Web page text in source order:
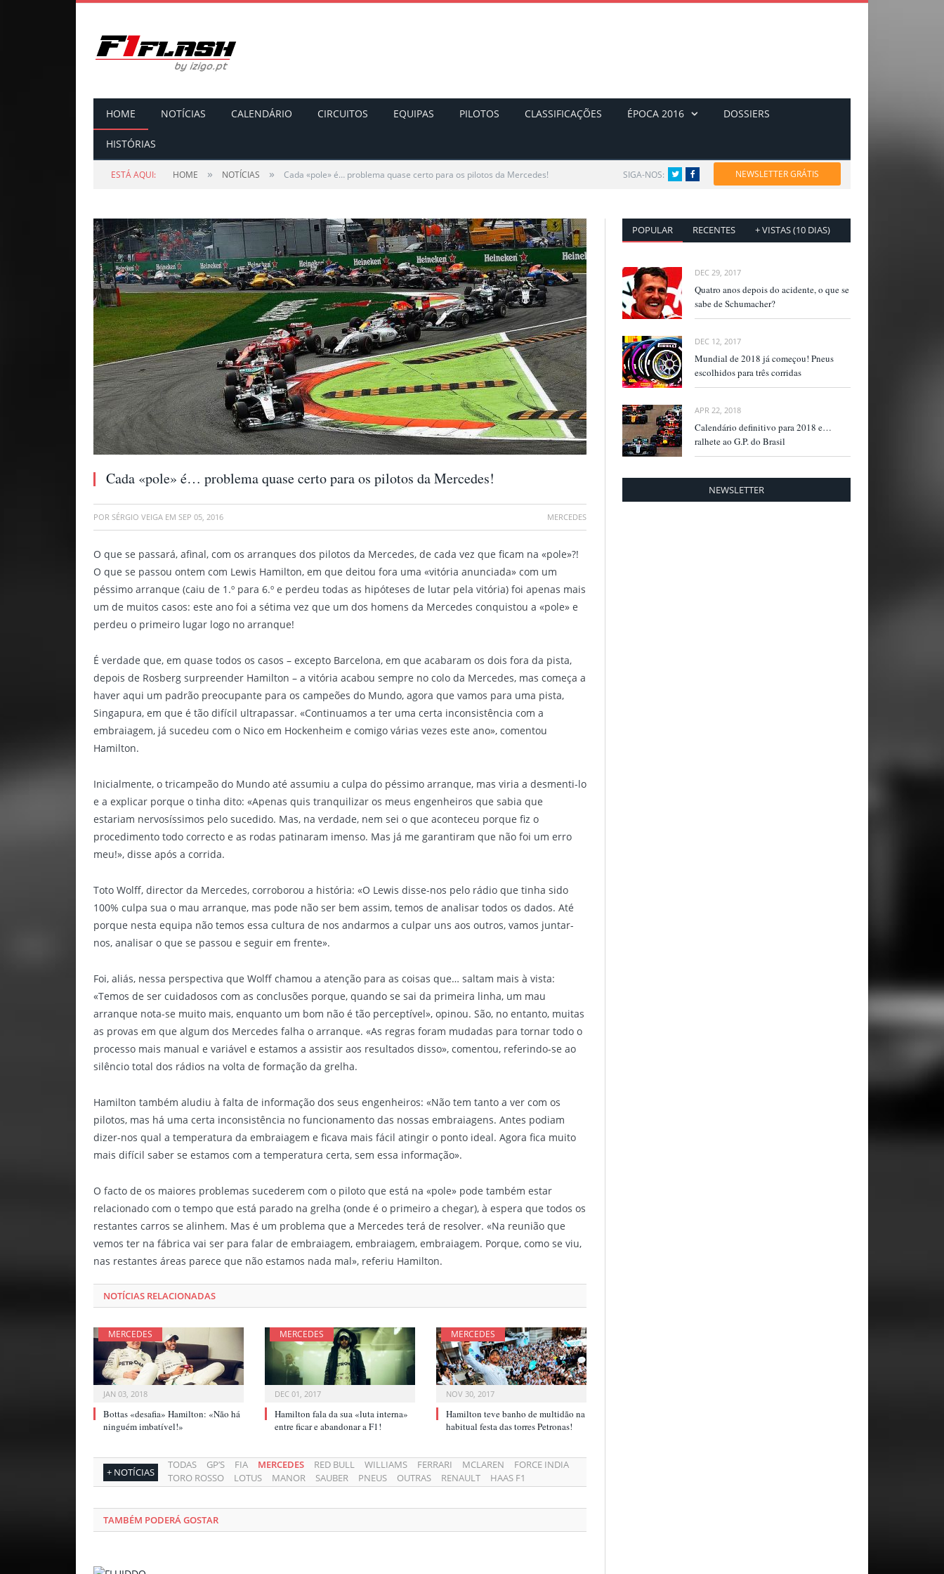
HOME NOTÍCIAS CALENDÁRIO CIRCUITOS EQUIPAS PILOTOS CLASSIFICAÇÕES ÉPOCA 2016 DOSSIERS
HISTÓRIAS
ESTÁ AQUI: HOME » NOTÍCIAS » Cada «pole» é… problema quase certo para os pilotos da Mercedes! SIGA-NOS: TwitterFacebook NEWSLETTER GRÁTIS
Cada «pole» é… problema quase certo para os pilotos da Mercedes!
POR SÉRGIO VEIGA EM SEP 05, 2016 MERCEDES
O que se passará, afinal, com os arranques dos pilotos da Mercedes, de cada vez que ficam na «pole»?!
O que se passou ontem com Lewis Hamilton, em que deitou fora uma «vitória anunciada» com um
péssimo arranque (caiu de 1.º para 6.º e perdeu todas as hipóteses de lutar pela vitória) foi apenas mais
um de muitos casos: este ano foi a sétima vez que um dos homens da Mercedes conquistou a «pole» e
perdeu o primeiro lugar logo no arranque!
É verdade que, em quase todos os casos – excepto Barcelona, em que acabaram os dois fora da pista,
depois de Rosberg surpreender Hamilton – a vitória acabou sempre no colo da Mercedes, mas começa a
haver aqui um padrão preocupante para os campeões do Mundo, agora que vamos para uma pista,
Singapura, em que é tão difícil ultrapassar. «Continuamos a ter uma certa inconsistência com a
embraiagem, já sucedeu com o Nico em Hockenheim e comigo várias vezes este ano», comentou
Hamilton.
Inicialmente, o tricampeão do Mundo até assumiu a culpa do péssimo arranque, mas viria a desmenti-lo
e a explicar porque o tinha dito: «Apenas quis tranquilizar os meus engenheiros que sabia que
estariam nervosíssimos pelo sucedido. Mas, na verdade, nem sei o que aconteceu porque fiz o
procedimento todo correcto e as rodas patinaram imenso. Mas já me garantiram que não foi um erro
meu!», disse após a corrida.
Toto Wolff, director da Mercedes, corroborou a história: «O Lewis disse-nos pelo rádio que tinha sido
100% culpa sua o mau arranque, mas pode não ser bem assim, temos de analisar todos os dados. Até
porque nesta equipa não temos essa cultura de nos andarmos a culpar uns aos outros, vamos juntar-
nos, analisar o que se passou e seguir em frente».
Foi, aliás, nessa perspectiva que Wolff chamou a atenção para as coisas que… saltam mais à vista:
«Temos de ser cuidadosos com as conclusões porque, quando se sai da primeira linha, um mau
arranque nota-se muito mais, enquanto um bom não é tão perceptível», opinou. São, no entanto, muitas
as provas em que algum dos Mercedes falha o arranque. «As regras foram mudadas para tornar todo o
processo mais manual e variável e estamos a assistir aos resultados disso», comentou, referindo-se ao
silêncio total dos rádios na volta de formação da grelha.
Hamilton também aludiu à falta de informação dos seus engenheiros: «Não tem tanto a ver com os
pilotos, mas há uma certa inconsistência no funcionamento das nossas embraiagens. Antes podiam
dizer-nos qual a temperatura da embraiagem e ficava mais fácil atingir o ponto ideal. Agora fica muito
mais difícil saber se estamos com a temperatura certa, sem essa informação».
O facto de os maiores problemas sucederem com o piloto que está na «pole» pode também estar
relacionado com o tempo que está parado na grelha (onde é o primeiro a chegar), à espera que todos os
restantes carros se alinhem. Mas é um problema que a Mercedes terá de resolver. «Na reunião que
vemos ter na fábrica vai ser para falar de embraiagem, embraiagem, embraiagem. Porque, como se viu,
nas restantes áreas parece que não estamos nada mal», referiu Hamilton.
NOTÍCIAS RELACIONADAS
MERCEDES
JAN 03, 2018
Bottas «desafia» Hamilton: «Não há
ninguém imbatível!»
MERCEDES
DEC 01, 2017
Hamilton fala da sua «luta interna»
entre ficar e abandonar a F1!
MERCEDES
NOV 30, 2017
Hamilton teve banho de multidão na
habitual festa das torres Petronas!
+ NOTÍCIAS
TODAS GP’S FIA MERCEDES RED BULL WILLIAMS FERRARI MCLAREN
FORCE INDIA
TORO ROSSO
LOTUS MANOR SAUBER PNEUS OUTRAS RENAULT HAAS F1
TAMBÉM PODERÁ GOSTAR
POPULAR RECENTES + VISTAS (10 DIAS)
DEC 29, 2017
Quatro anos depois do acidente, o que se
sabe de Schumacher?
DEC 12, 2017
Mundial de 2018 já começou! Pneus
escolhidos para três corridas
APR 22, 2018
Calendário definitivo para 2018 e…
ralhete ao G.P. do Brasil
NEWSLETTER